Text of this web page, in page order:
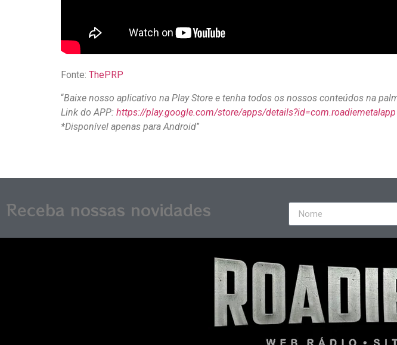
Fonte: ThePRP
“Baixe nosso aplicativo na Play Store e tenha todos os nossos conteúdos na
Link do APP: https://play.google.com/store/apps/details?id=com.roadiemetalapp
*Disponível apenas para Android”
Receba nossas novidades